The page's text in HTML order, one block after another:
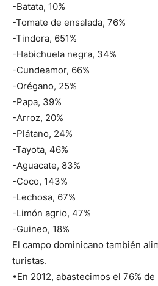
-Batata, 10%
-Tomate de ensalada, 76%
-Tindora, 651%
-Habichuela negra, 34%
-Cundeamor, 66%
-Orégano, 25%
-Papa, 39%
-Arroz, 20%
-Plátano, 24%
-Tayota, 46%
-Aguacate, 83%
-Coco, 143%
-Lechosa, 67%
-Limón agrio, 47%
-Guineo, 18%
El campo dominicano también
turistas.
•En 2012, abastecimos el 76%